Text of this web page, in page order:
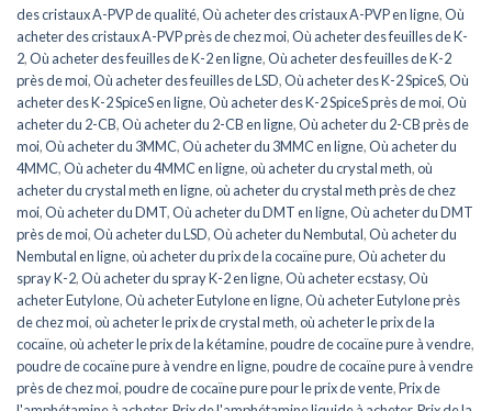
des cristaux A-PVP de qualité,Où acheter des cristaux A-PVP en ligne,Où
acheter des cristaux A-PVP près de chez moi,Où acheter des feuilles de K-
2,Où acheter des feuilles de K-2 en ligne,Où acheter des feuilles de K-2
près de moi,Où acheter des feuilles de LSD,Où acheter des K-2 SpiceS,Où
acheter des K-2 SpiceS en ligne,Où acheter des K-2 SpiceS près de moi,Où
acheter du 2-CB,Où acheter du 2-CB en ligne,Où acheter du 2-CB près de
moi,Où acheter du 3MMC,Où acheter du 3MMC en ligne,Où acheter du
4MMC,Où acheter du 4MMC en ligne,où acheter du crystal meth,où
acheter du crystal meth en ligne,où acheter du crystal meth près de chez
moi,Où acheter du DMT,Où acheter du DMT en ligne,Où acheter du DMT
près de moi,Où acheter du LSD,Où acheter du Nembutal,Où acheter du
Nembutal en ligne,où acheter du prix de la cocaïne pure,Où acheter du
spray K-2,Où acheter du spray K-2 en ligne,Où acheter ecstasy,Où
acheter Eutylone,Où acheter Eutylone en ligne,Où acheter Eutylone près
de chez moi,où acheter le prix de crystal meth,où acheter le prix de la
cocaïne,où acheter le prix de la kétamine,poudre de cocaïne pure à vendre,
poudre de cocaïne pure à vendre en ligne,poudre de cocaïne pure à vendre
près de chez moi,poudre de cocaïne pure pour le prix de vente,Prix de